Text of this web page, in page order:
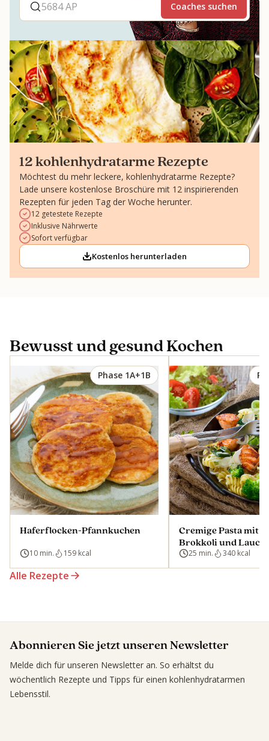
Coaches suchen
12 kohlenhydratarme Rezepte
Möchtest du mehr leckere, kohlenhydratarme Rezepte?
Lade unsere kostenlose Broschüre mit 12 inspirierenden
Rezepten für jeden Tag der Woche herunter.
12 getestete Rezepte
Inklusive Nährwerte
Sofort verfügbar
Kostenlos herunterladen
Bewusst und gesund Kochen
Phase 1A+1B
Haferflocken-Pfannkuchen
10 min. 159 kcal
Cremige Pasta mit
Brokkoli und Lauch
25 min. 340 kcal
Alle Rezepte
Abonnieren Sie jetzt unseren Newsletter
Melde dich für unseren Newsletter an. So erhältst du
wöchentlich Rezepte und Tipps für einen kohlenhydratarmen
Lebensstil.